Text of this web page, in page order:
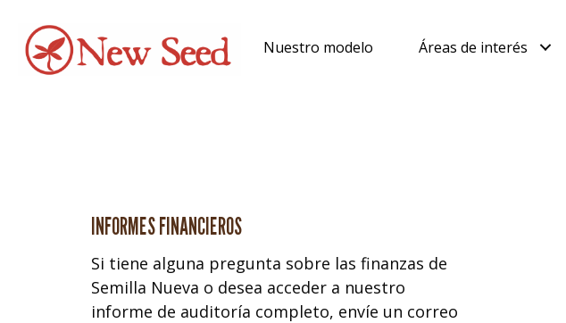
Nuestro modelo Áreas de interés
INFORMES FINANCIEROS
Si tiene alguna pregunta sobre las finanzas de
Semilla Nueva o desea acceder a nuestro
informe de auditoría completo, envíe un correo